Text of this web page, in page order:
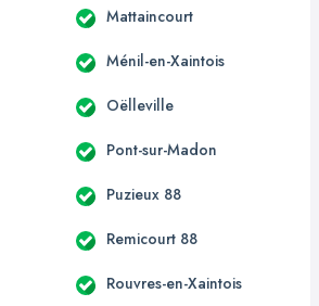
Mattaincourt
Ménil-en-Xaintois
Oëlleville
Pont-sur-Madon
Puzieux 88
Remicourt 88
Rouvres-en-Xaintois